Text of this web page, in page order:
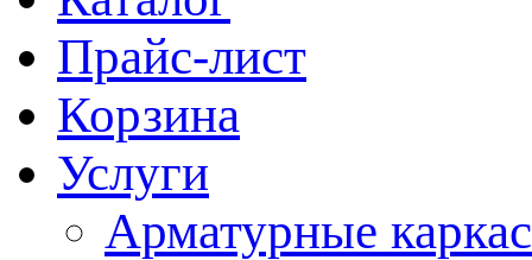
Прайс-лист
Корзина
Услуги
Арматурные